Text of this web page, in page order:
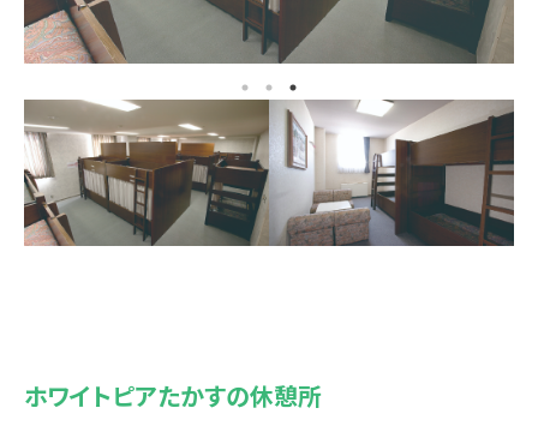
ホワイトピアたかすの休憩所